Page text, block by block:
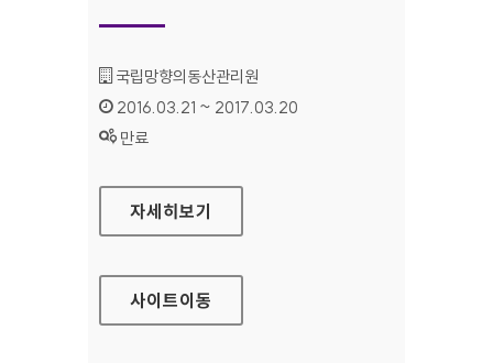
기관명 :
국립망향의동산관리원
인증기간 :
2016.03.21 ~ 2017.03.20
상태 :
만료
국립망향의동산관리원홈페이지
자세히보기
사이트이동